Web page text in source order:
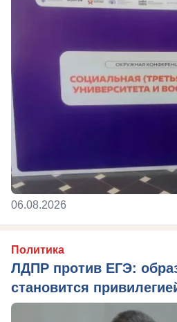
06.08.2026
Политика
ЛДПР против ЕГЭ:
становится